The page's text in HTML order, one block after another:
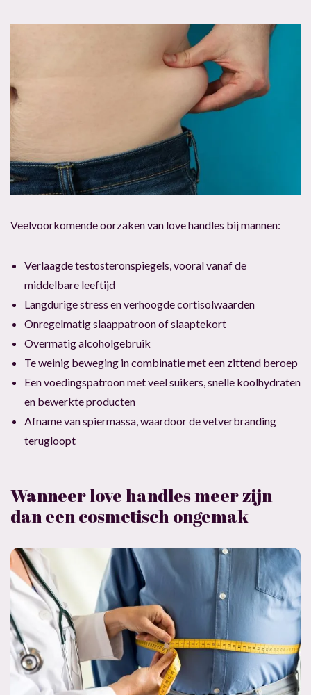
Veelvoorkomende oorzaken van love handles bij mannen:
Verlaagde testosteronspiegels, vooral vanaf de
middelbare leeftijd
Langdurige stress en verhoogde cortisolwaarden
Onregelmatig slaappatroon of slaaptekort
Overmatig alcoholgebruik
Te weinig beweging in combinatie met een zittend beroep
Een voedingspatroon met veel suikers, snelle koolhydraten
en bewerkte producten
Afname van spiermassa, waardoor de vetverbranding
terugloopt
Wanneer love handles meer zijn
dan een cosmetisch ongemak